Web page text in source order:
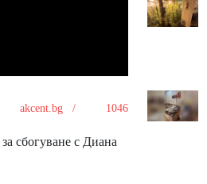
akcent.bg / 1046
сбогуване с Диана